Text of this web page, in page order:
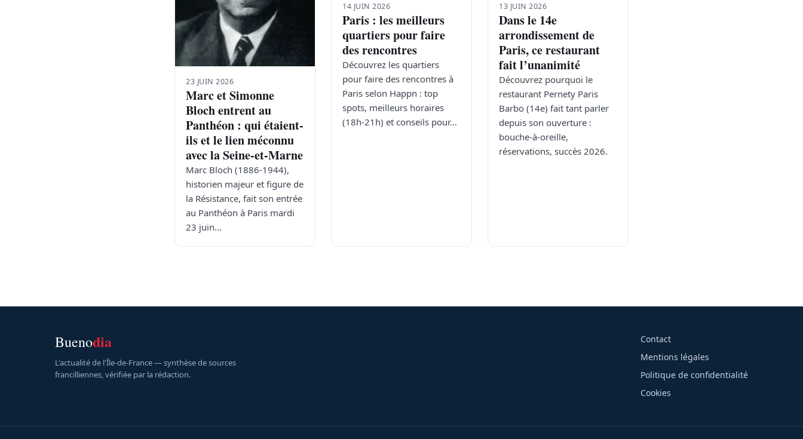
23 JUIN 2026
Marc et Simonne
Bloch entrent au
Panthéon : qui étaient-
ils et le lien méconnu
avec la Seine-et-Marne
Marc Bloch (1886-1944),
historien majeur et figure de
la Résistance, fait son entrée
au Panthéon à Paris mardi
23 juin…
14 JUIN 2026
Paris : les meilleurs
quartiers pour faire
des rencontres
Découvrez les quartiers
pour faire des rencontres à
Paris selon Happn : top
spots, meilleurs horaires
(18h-21h) et conseils pour…
13 JUIN 2026
Dans le 14e
arrondissement de
Paris, ce restaurant
fait l’unanimité
Découvrez pourquoi le
restaurant Pernety Paris
Barbo (14e) fait tant parler
depuis son ouverture :
bouche-à-oreille,
réservations, succès 2026.
Buenodia
L'actualité de l'Île-de-France — synthèse de sources
francilliennes, vérifiée par la rédaction.
Contact
Mentions légales
Politique de confidentialité
Cookies